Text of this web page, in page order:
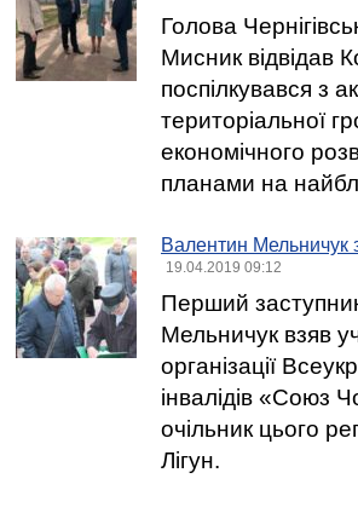
Голова
Мисник відвідав
поспілкувався з
територіальної
економічного
планами на
Валентин Мельничук
19.04.2019 09:12
Перший
Мельничук взяв
організації
інвалідів «Союз
очільник цього
Лігун.